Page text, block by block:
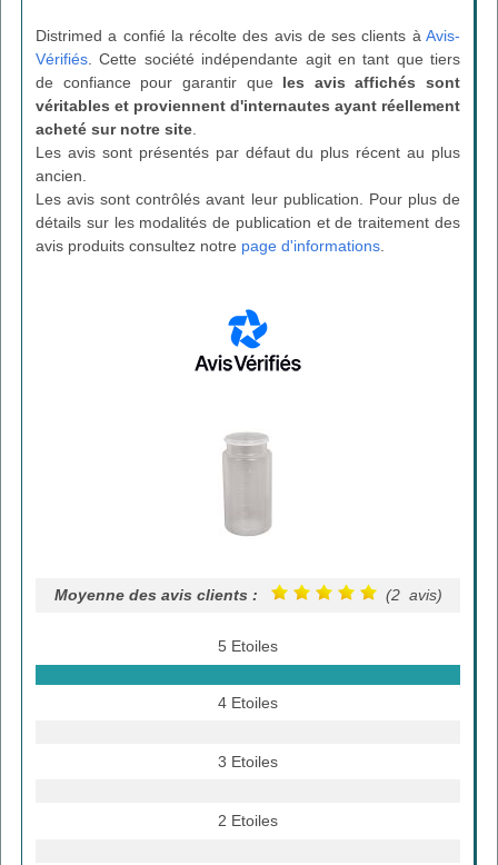
Distrimed a confié la récolte des avis de ses clients à Avis-
Vérifiés . Cette société indépendante agit en tant que tiers
de confiance pour garantir que les avis affichés sont
véritables et proviennent d'internautes ayant réellement
acheté sur notre site
Les avis sont présentés par défaut du plus récent au plus
ancien.
Les avis sont contrôlés avant leur publication. Pour plus de
détails sur les modalités de publication et de traitement des
avis produits consultez notre page d'informations
Moyenne des avis clients : (2 avis)
5 Etoiles
4 Etoiles
3 Etoiles
2 Etoiles